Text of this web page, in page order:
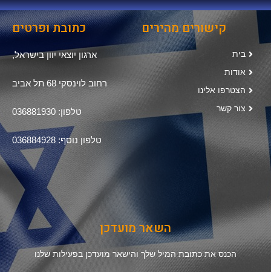
קישורים מהירים
בית
אודות
הצטרפו אלינו
צור קשר
כתובת ופרטים
ארגון יוצאי יוון בישראל,
רחוב לוינסקי 68 תל אביב
טלפון: 036881930
טלפון נוסף: 036884928
השאר מועדכן
הכנס את כתובת המיל שלך והישאר מועדכן בפעילות שלנו